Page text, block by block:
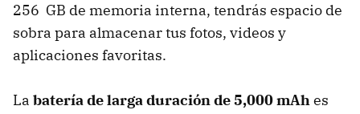
256 GB de memoria interna, tendrás espacio de
sobra para almacenar tus fotos, videos y
aplicaciones favoritas.
La batería de larga duración de 5,000 mAhes